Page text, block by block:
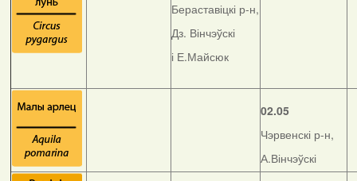
Бераставіцкі р-н,
Дз. Вінчэўскі
і Е.Майсюк
02.05
Чэрвенскі р-н,
А.Вінчэўскі